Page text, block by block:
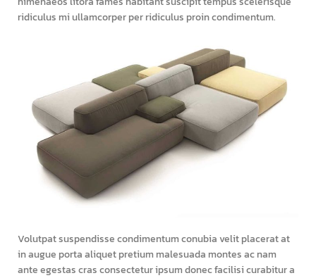
ridiculus mi ullamcorper per ridiculus proin condimentum.
Volutpat suspendisse condimentum conubia velit placerat at
in augue porta aliquet pretium malesuada montes ac nam
ante egestas cras consectetur ipsum donec facilisi curabitur a